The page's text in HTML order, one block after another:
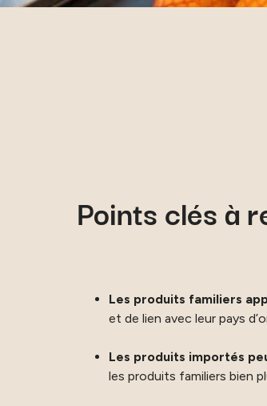
Points clés à
Les produits familiers
et de lien avec leur pays
Les produits importés
les produits familiers bien